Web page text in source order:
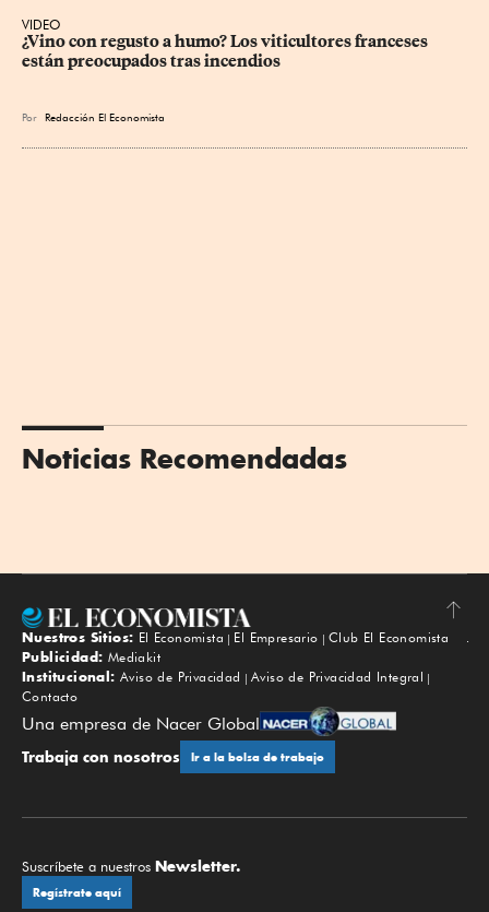
VIDEO
¿Vino con regusto a humo? Los viticultores franceses
están preocupados tras incendios
Por Redacción El Economista
Noticias Recomendadas
Subir
Nuestros Sitios: El Economista El Empresario
Club El Economista
Publicidad: Mediakit
Institucional: Aviso de Privacidad
Aviso de Privacidad Integral
Contacto
Una empresa de Nacer Global
Trabaja con nosotros Ir a la bolsa de trabajo
Suscríbete a nuestros Newsletter.
Regístrate aquí